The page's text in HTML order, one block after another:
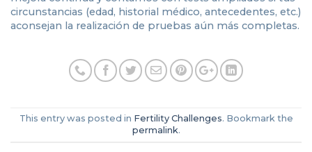
circunstancias (edad, historial médico, antecedentes, etc.)
aconsejan la realización de pruebas aún más completas.
This entry was posted in Fertility Challenges. Bookmark the
permalink.